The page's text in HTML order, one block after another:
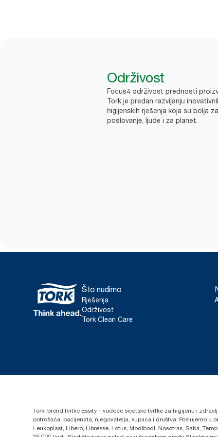
Održivost
Focus4 održivost prednosti
Tork je predan razvijanju
higijenskih rješenja koja su bolja za
poslovanje, ljude i za planet.
Što nudimo
Rješenja
Održivost
Tork Clean Care
Tork, brend tvrtke Essity – vodeće svjetske tvrtke za higijenu i
potrošača, pacijenata, njegovatelja, kupaca i društva. Poslujemo u
Leukoplast, Libero, Libresse, Lotus, Modibodi, Nosotras, Saba,